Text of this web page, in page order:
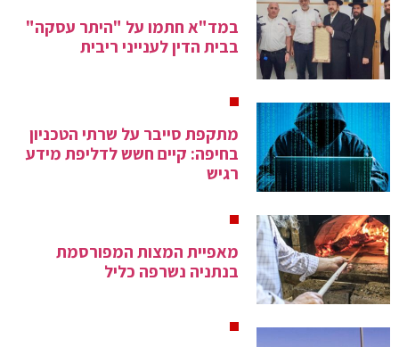
במד"א חתמו על "היתר עסקה"
בבית הדין לענייני ריבית
מתקפת סייבר על שרתי הטכניון
בחיפה: קיים חשש לדליפת מידע
רגיש
מאפיית המצות המפורסמת
בנתניה נשרפה כליל